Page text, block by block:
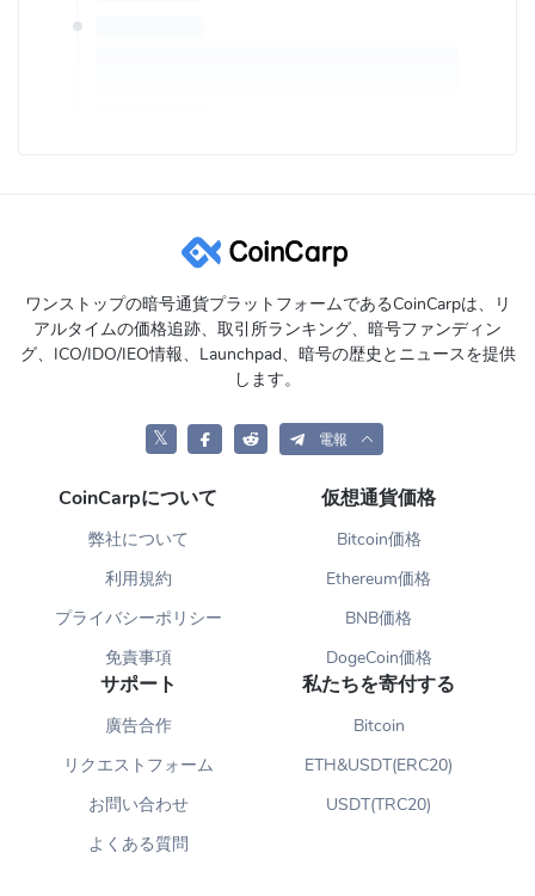
ワンストップの暗号通貨プラットフォームであるCoinCarpは、リ
アルタイムの価格追跡、取引所ランキング、暗号ファンディン
グ、ICO/IDO/IEO情報、Launchpad、暗号の歴史とニュースを提供
します。
𝕏 電報
CoinCarpについて
弊社について
利用規約
プライバシーポリシー
免責事項
仮想通貨価格
Bitcoin価格
Ethereum価格
BNB価格
DogeCoin価格
サポート
廣告合作
リクエストフォーム
お問い合わせ
よくある質問
私たちを寄付する
Bitcoin
ETH&USDT(ERC20)
USDT(TRC20)